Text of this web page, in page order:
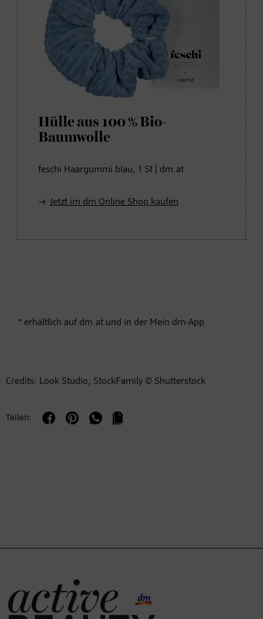
Hülle aus 100 % Bio-
Baumwolle
feschi Haargummi blau, 1 St | dm.at
Jetzt im dm Online Shop kaufen
* erhältlich auf dm.at und in der Mein dm-App
Credits: Look Studio, StockFamily © Shutterstock
Teilen: